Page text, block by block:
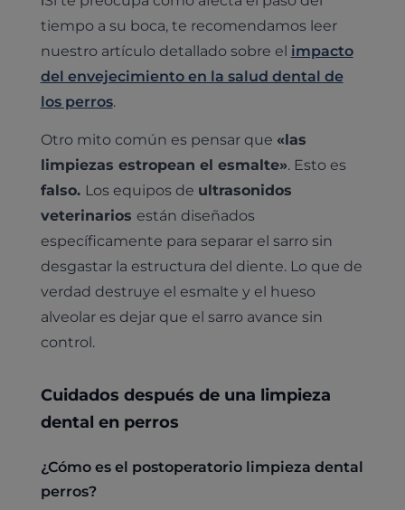
tiempo a su boca, te recomendamos leer
nuestro artículo detallado sobre el impacto
del envejecimiento en la salud dental de
los perros.
Otro mito común es pensar que «las
limpiezas estropean el esmalte». Esto es
falso. Los equipos de ultrasonidos
veterinarios están diseñados
específicamente para separar el sarro sin
desgastar la estructura del diente. Lo que de
verdad destruye el esmalte y el hueso
alveolar es dejar que el sarro avance sin
control.
Cuidados después de una limpieza
dental en perros
¿Cómo es el postoperatorio limpieza dental
perros?